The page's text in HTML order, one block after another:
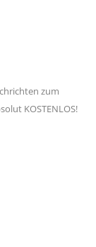
zum
KOSTENLOS!